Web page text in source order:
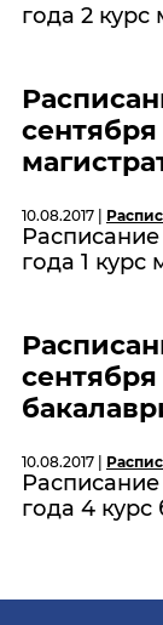
года 2 курс
сентября
10.08.2017 |
года 1 курс
сентября
10.08.2017 |
Расписание
года 4 курс